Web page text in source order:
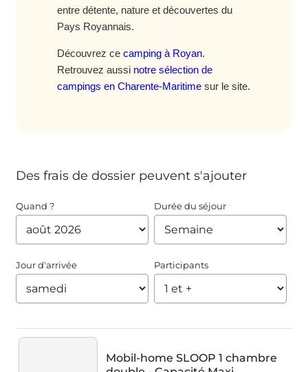
entre détente, nature et découvertes du
Pays Royannais.
Découvrez ce camping à Royan.
Retrouvez aussi notre sélection de
campings en Charente-Maritime sur le site.